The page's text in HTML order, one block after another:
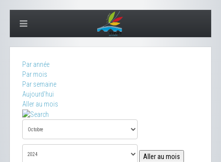
Par année
Par mois
Par semaine
Aujourd'hui
Aller au mois
Aller au mois